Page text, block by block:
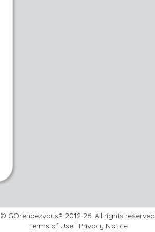
© GOrendezvous® 2012-26. All rights reserved.
Terms of Use | Privacy Notice